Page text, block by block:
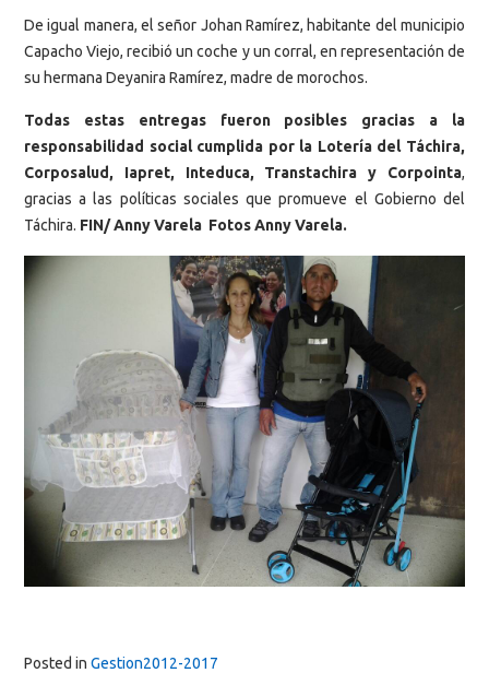
De igual manera, el señor Johan Ramírez, habitante del municipio
Capacho Viejo, recibió un coche y un corral, en representación de
su hermana Deyanira Ramírez, madre de morochos.
Todas estas entregas fueron posibles gracias a la
responsabilidad social cumplida por la Lotería del Táchira,
Corposalud, Iapret, Inteduca, Transtachira y Corpointa,
gracias a las políticas sociales que promueve el Gobierno del
Táchira. FIN/ Anny Varela Fotos Anny Varela.
Posted in Gestion2012-2017